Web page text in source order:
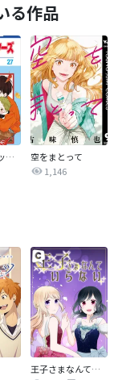
る作品
学園ベビーシッターズ
空をまとって
1,146
王子さまなんていらない